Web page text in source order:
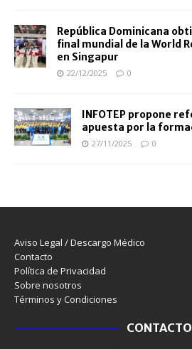
República Dominicana
final mundial de la World
en Singapur
22/12/2025 0
INFOTEP propone
apuesta por la
27/11/2025 0
Aviso Legal / Descargo Médico
Contacto
Política de Privacidad
Sobre nosotros
Términos y Condiciones
CONTACTO